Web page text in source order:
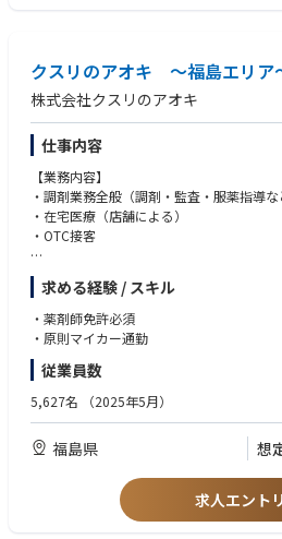
クスリのアオキ ～福島エリア
株式会社クスリのアオキ
仕事内容
【業務内容】
・調剤業務全般（調剤・監査・服薬指導な
・在宅医療（店舗による）
・OTC接客
【特徴】
・調剤とドラッグストア（物販エリア）で
剤業務に集中してお仕事が可能です。
・ロードサイドに多く展開しており、お
・調剤手順や調剤機器は店舗ごとで共通
能です。
求める経験 / スキル
・薬剤師免許必須
・原則マイカー通勤
従業員数
5,627名 （2025年5月）
福島県 想
求人エント